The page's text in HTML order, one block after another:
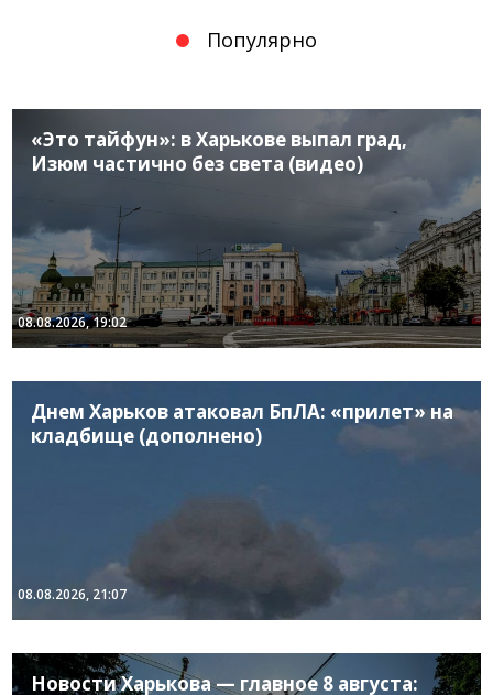
Популярно
«Это тайфун»: в Харькове выпал град,
Изюм частично без света (видео)
08.08.2026, 19:02
Днем Харьков атаковал БпЛА: «прилет» на
кладбище (дополнено)
08.08.2026, 21:07
Новости Харькова — главное 8 августа: